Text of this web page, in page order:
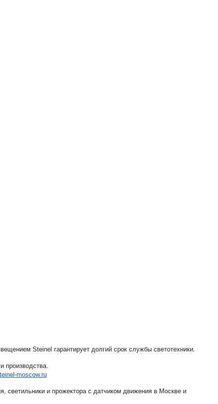
Steinel гарантирует долгий срок службы светотехники.
производства.
moscow.ru
светильники и прожектора с датчиком движения в Москве и